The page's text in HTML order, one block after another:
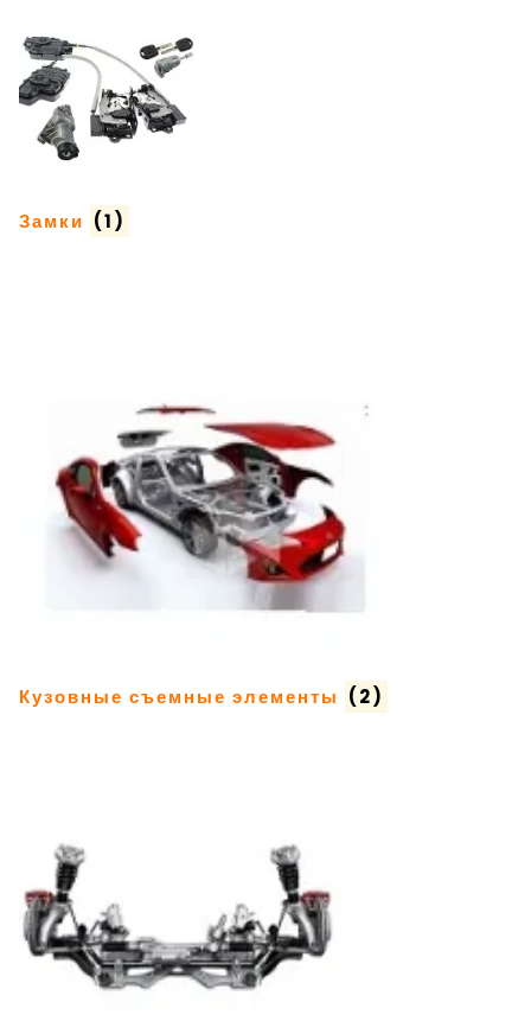
Замки (1)
Кузовные съемные элементы (2)